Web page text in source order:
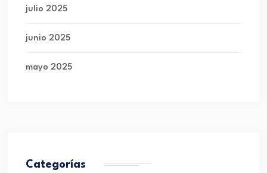
julio 2025
junio 2025
mayo 2025
Categorías